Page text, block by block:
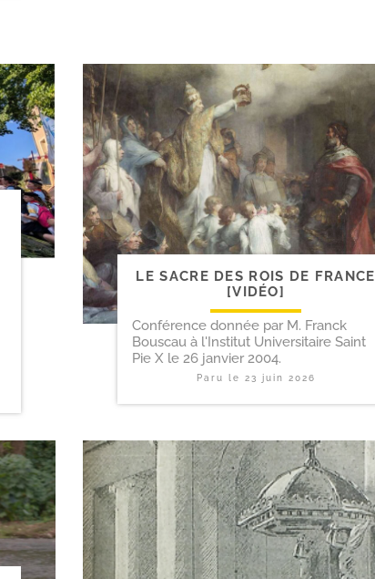
LE SACRE DES ROIS DE FRANCE
[VIDÉO]
Conférence donnée par M. Franck
Bouscau à l'Institut Universitaire Saint
Pie X le 26 janvier 2004.
Paru le 23 juin 2026